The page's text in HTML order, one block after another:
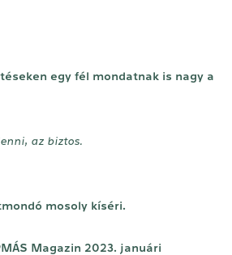
egy fél mondatnak is nagy a
az biztos.
mosoly kíséri.
Magazin 2023. januári